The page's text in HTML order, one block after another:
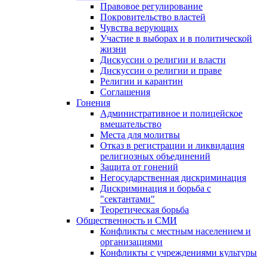
Правовое регулирование
Покровительство властей
Чувства верующих
Участие в выборах и в политической
жизни
Дискуссии о религии и власти
Дискуссии о религии и праве
Религии и карантин
Соглашения
Гонения
Административное и полицейское
вмешательство
Места для молитвы
Отказ в регистрации и ликвидация
религиозных объединений
Защита от гонений
Негосударственная дискриминация
Дискриминация и борьба с
"сектантами"
Теоретическая борьба
Общественность и СМИ
Конфликты с местным населением и
организациями
Конфликты с учреждениями культуры